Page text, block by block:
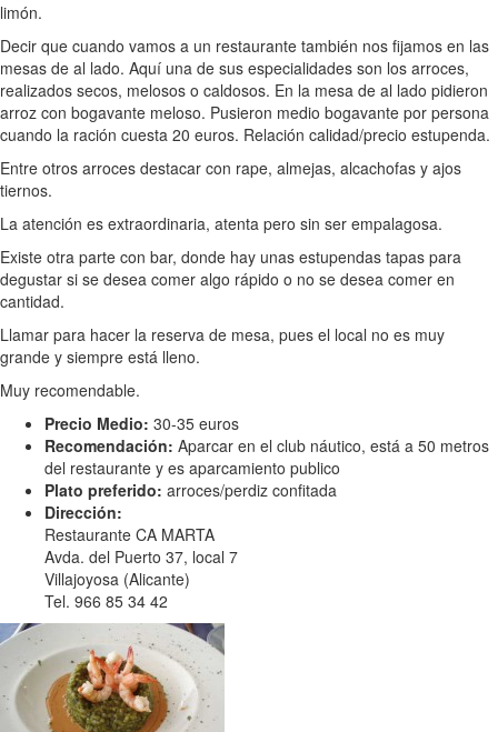
limón.
Decir que cuando vamos a un restaurante también nos fijamos en las
mesas de al lado. Aquí una de sus especialidades son los arroces,
realizados secos, melosos o caldosos. En la mesa de al lado pidieron
arroz con bogavante meloso. Pusieron medio bogavante por persona
cuando la ración cuesta 20 euros. Relación calidad/precio estupenda.
Entre otros arroces destacar con rape, almejas, alcachofas y ajos
tiernos.
La atención es extraordinaria, atenta pero sin ser empalagosa.
Existe otra parte con bar, donde hay unas estupendas tapas para
degustar si se desea comer algo rápido o no se desea comer en
cantidad.
Llamar para hacer la reserva de mesa, pues el local no es muy
grande y siempre está lleno.
Muy recomendable.
Precio Medio: 30-35 euros
Recomendación: Aparcar en el club náutico, está a 50 metros
del restaurante y es aparcamiento publico
Plato preferido: arroces/perdiz confitada
Dirección:
Restaurante CA MARTA
Avda. del Puerto 37, local 7
Villajoyosa (Alicante)
Tel. 966 85 34 42